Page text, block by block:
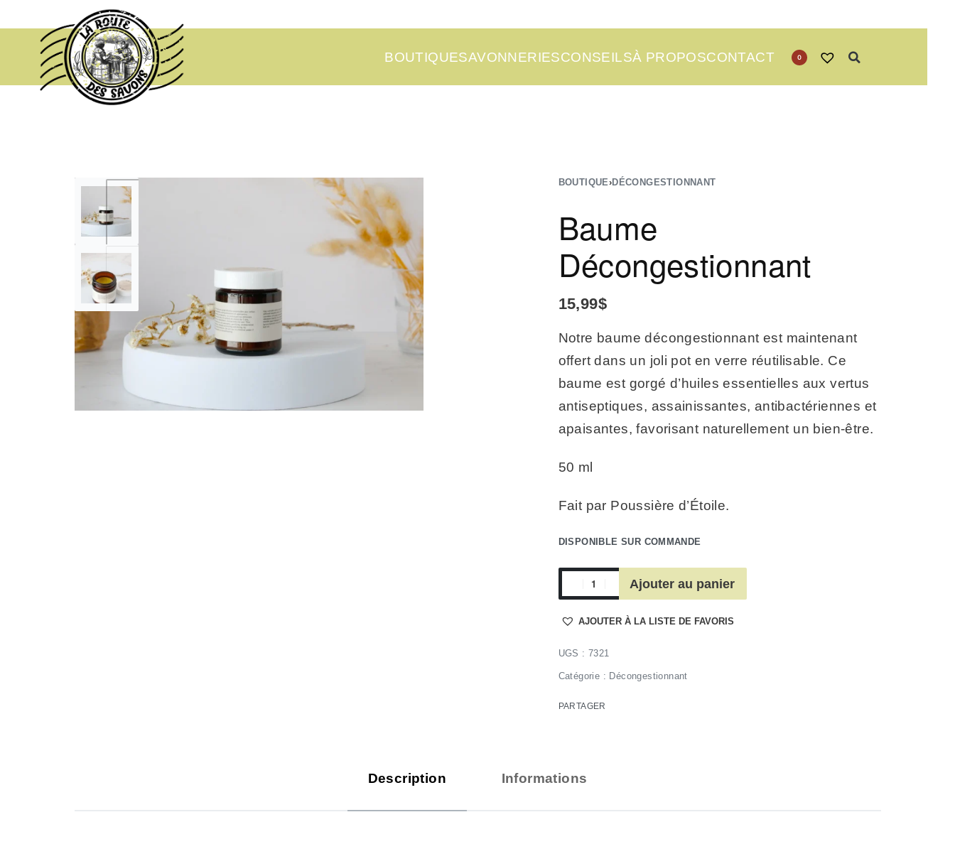
BOUTIQUESAVONNERIESCONSEILSÀ PROPOSCONTACT 0
BOUTIQUE›DÉCONGESTIONNANT
Baume
Décongestionnant
15,99$
Notre baume décongestionnant est maintenant
offert dans un joli pot en verre réutilisable. Ce
baume est gorgé d’huiles essentielles aux vertus
antiseptiques, assainissantes, antibactériennes et
apaisantes, favorisant naturellement un bien-être.
50 ml
Fait par Poussière d’Étoile.
DISPONIBLE SUR COMMANDE
Ajouter au panier
AJOUTER À LA LISTE DE FAVORIS
7321
Catégorie : Décongestionnant
PARTAGER
Description Informations